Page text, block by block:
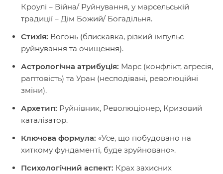
Кроулі – Війна/ Руйнування, у марсельській
традиції – Дім Божий/ Богадільня.
Стихія: Вогонь (блискавка, різкий імпульс
руйнування та очищення).
Астрологічна атрибуція: Марс (конфлікт, агресія,
раптовість) та Уран (несподівані, революційні
зміни).
Архетип: Руйнівник, Революціонер, Кризовий
каталізатор.
Ключова формула: «Усе, що побудовано на
хиткому фундаменті, буде зруйновано».
Психологічний аспект: Крах захисних